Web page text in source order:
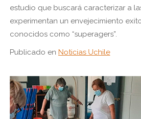
estudio que buscará caracterizar a
experimentan un envejecimiento
conocidos como “superagers”.
Publicado en Noticias Uchile